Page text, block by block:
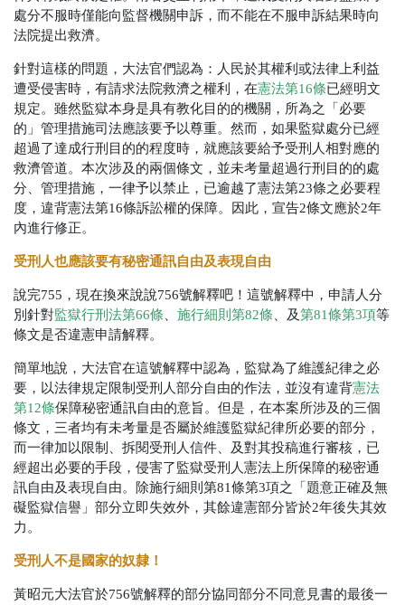
處分不服時僅能向監督機關申訴，而不能在不服申訴結果時向
法院提出救濟。
針對這樣的問題，大法官們認為：人民於其權利或法律上利益
遭受侵害時，有請求法院救濟之權利，在憲法第16條已經明文
規定。雖然監獄本身是具有教化目的的機關，所為之「必要
的」管理措施司法應該要予以尊重。然而，如果監獄處分已經
超過了達成行刑目的的程度時，就應該要給予受刑人相對應的
救濟管道。本次涉及的兩個條文，並未考量超過行刑目的的處
分、管理措施，一律予以禁止，已逾越了憲法第23條之必要程
度，違背憲法第16條訴訟權的保障。因此，宣告2條文應於2年
內進行修正。
受刑人也應該要有秘密通訊自由及表現自由
說完755 ，現在換來說說756號解釋吧！這號解釋中，申請人分
別針對監獄行刑法第66條 施行細則第82條 、及第81條第3項等
條文是否違憲申請解釋。
簡單地說，大法官在這號解釋中認為，監獄為了維護紀律之必
要，以法律規定限制受刑人部分自由的作法，並沒有違背憲法
第12條保障秘密通訊自由的意旨。但是，在本案所涉及的三個
條文，三者均有未考量是否屬於維護監獄紀律所必要的部分，
而一律加以限制、拆閱受刑人信件、及對其投稿進行審核，已
經超出必要的手段，侵害了監獄受刑人憲法上所保障的秘密通
訊自由及表現自由。除施行細則第81條第3項之「題意正確及無
礙監獄信譽」部分立即失效外，其餘違憲部分皆於2年後失其效
力。
受刑人不是國家的奴隸！
黃昭元大法官於756號解釋的部分協同部分不同意見書的最後一